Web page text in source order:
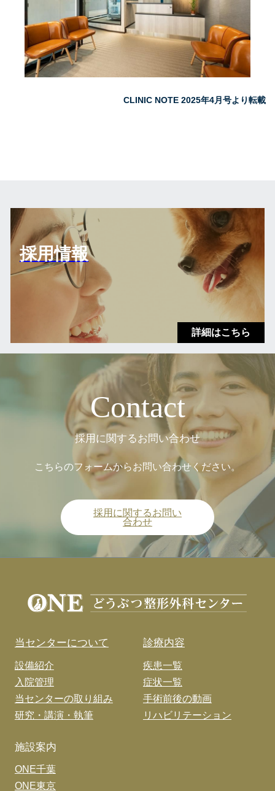
CLINIC NOTE 2025年4月号より転載
採用情報
Contact
採用に関するお問い合わせ
こちらのフォームからお問い合わせください。
採用に関するお問い
合わせ
当センターについて
設備紹介
入院管理
当センターの取り組み
研究・講演・執筆
診療内容
疾患一覧
症状一覧
手術前後の動画
リハビリテーション
施設案内
ONE千葉
ONE東京